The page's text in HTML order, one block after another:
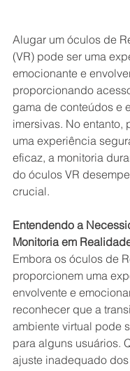
Alugar um óculos de
(VR) pode ser uma
emocionante e
proporcionando
gama de conteúdos e
imersivas. No entanto,
uma experiência
eficaz, a monitoria
do óculos VR
crucial.
Entendendo a
Monitoria em
Embora os óculos de
proporcionem uma
envolvente e
reconhecer que a
ambiente virtual pode
para alguns usuários.
ajuste inadequado